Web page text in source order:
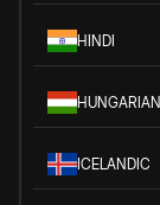
HINDI
HUNGARIAN
ICELANDIC